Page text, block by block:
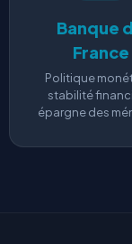
Banque
France
Politique
stabilité
épargne des